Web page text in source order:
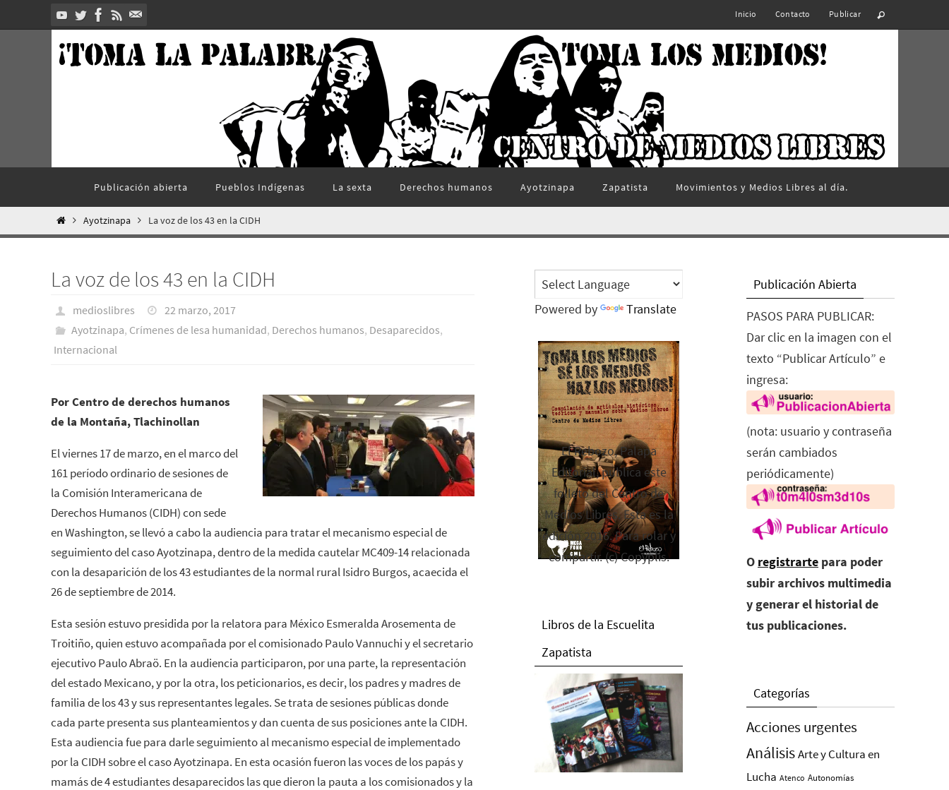
al
Inicio Contacto Publicar
contenido
Publicación abierta Pueblos Indí­genas La sexta Derechos humanos Ayotzinapa Zapatista Movimientos y Medios Libres al día.
InicioAyotzinapa La voz de los 43 en la CIDH
La voz de los 43 en la CIDH
medioslibres
22 marzo, 2017
Ayotzinapa, Crímenes de lesa humanidad, Derechos humanos, Desaparecidos,
Internacional
Por Centro de derechos humanos
de la Montaña, Tlachinollan
El viernes 17 de marzo, en el marco del
161 período ordinario de sesiones de
la Comisión Interamericana de
Derechos Humanos (CIDH) con sede
en Washington, se llevó a cabo la audiencia para tratar el mecanismo especial de
seguimiento del caso Ayotzinapa, dentro de la medida cautelar MC409-14 relacionada
con la desaparición de los 43 estudiantes de la normal rural Isidro Burgos, acaecida el
26 de septiembre de 2014.
Esta sesión estuvo presidida por la relatora para México Esmeralda Arosementa de
Troitiño, quien estuvo acompañada por el comisionado Paulo Vannuchi y el secretario
ejecutivo Paulo Abraö. En la audiencia participaron, por una parte, la representación
del estado Mexicano, y por la otra, los peticionarios, es decir, los padres y madres de
familia de los 43 y sus representantes legales. Se trata de sesiones públicas donde
cada parte presenta sus planteamientos y dan cuenta de sus posiciones ante la CIDH.
Esta audiencia fue para darle seguimiento al mecanismo especial de implementado
por la CIDH sobre el caso Ayotzinapa. En esta ocasión fueron las voces de los papás y
mamás de 4 estudiantes desaparecidos las que dieron la pauta a los comisionados y la
Powered by Translate
El Rebozo, Palapa
Editorial, publica este
folleto del Centro de
Medios Libres. Esta es la
edición 2016. Para rolar y
compartir. (c) Copyplis.
Libros de la Escuelita
Zapatista
Publicación Abierta
PASOS PARA PUBLICAR:
Dar clic en la imagen con el
texto “Publicar Artículo” e
ingresa:
(nota: usuario y contraseña
serán cambiados
periódicamente)
O registrarte para poder
subir archivos multimedia
y generar el historial de
tus publicaciones.
Categorías
Acciones urgentes
AnálisisArte y Cultura en
Lucha Atenco Autonomías